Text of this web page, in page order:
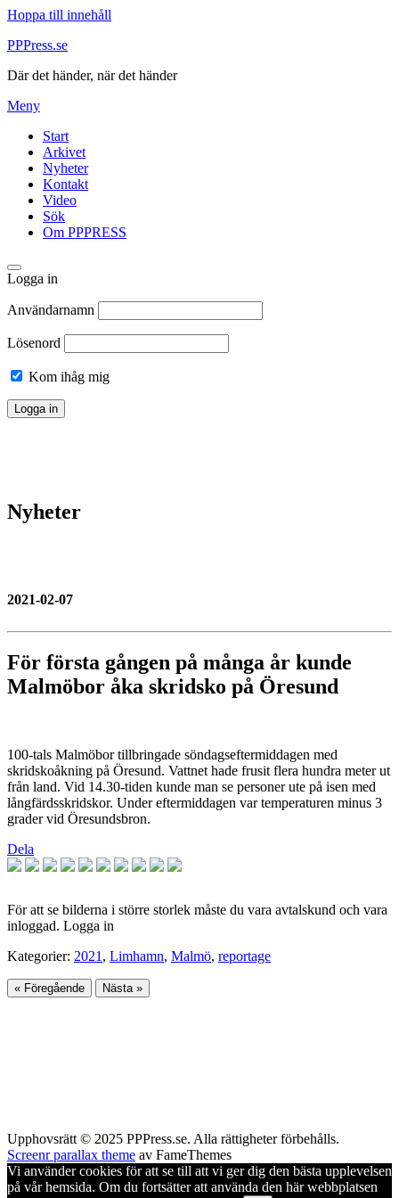
Hoppa till innehåll
PPPress.se
Där det händer, när det händer
Meny
Start
Arkivet
Nyheter
Kontakt
Video
Sök
Om PPPRESS
Logga in
Användarnamn
Lösenord
Kom ihåg mig
Nyheter
2021-02-07
För första gången på många år kunde
Malmöbor åka skridsko på Öresund
100-tals Malmöbor tillbringade söndagseftermiddagen med
skridskoåkning på Öresund. Vattnet hade frusit flera hundra meter ut
från land. Vid 14.30-tiden kunde man se personer ute på isen med
långfärdsskridskor. Under eftermiddagen var temperaturen minus 3
grader vid Öresundsbron.
Dela
För att se bilderna i större storlek måste du vara avtalskund och vara
inloggad. Logga in
Kategorier: 2021 , Limhamn, Malmö, reportage
« Föregående Nästa »
Upphovsrätt © 2025 PPPress.se. Alla rättigheter förbehålls.
Screenr parallax theme av FameThemes
Vi använder cookies för att se till att vi ger dig den bästa upplevelsen
på vår hemsida. Om du fortsätter att använda den här webbplatsen